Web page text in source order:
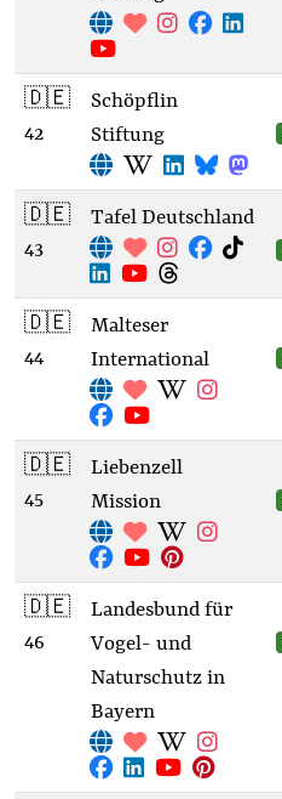
🇩🇪
42
Schöpflin
Stiftung
🇩🇪
43
Tafel Deutschland
🇩🇪
44
Malteser
International
🇩🇪
45
Liebenzell
Mission
🇩🇪
46
Landesbund für
Vogel- und
Naturschutz in
Bayern